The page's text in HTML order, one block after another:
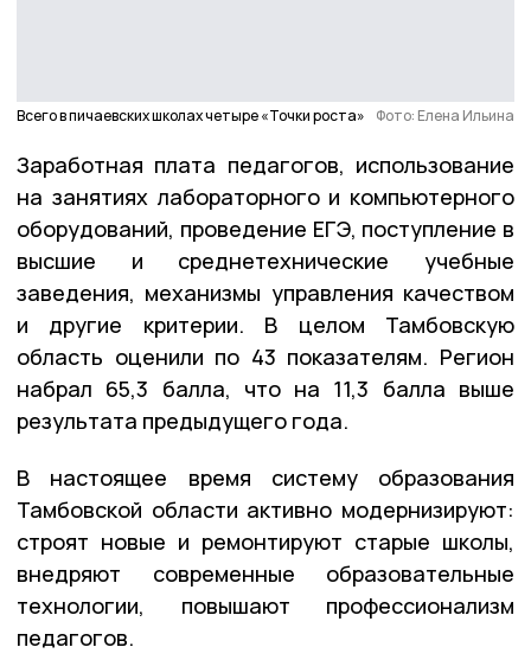
Всего в пичаевских школах четыре «Точки роста» Фото: Елена Ильина
Заработная плата педагогов, использование
на занятиях лабораторного и компьютерного
оборудований, проведение ЕГЭ, поступление в
высшие и среднетехнические учебные
заведения, механизмы управления качеством
и другие критерии. В целом Тамбовскую
область оценили по 43 показателям. Регион
набрал 65,3 балла, что на 11,3 балла выше
результата предыдущего года.
В настоящее время систему образования
Тамбовской области активно модернизируют:
строят новые и ремонтируют старые школы,
внедряют современные образовательные
технологии, повышают профессионализм
педагогов.